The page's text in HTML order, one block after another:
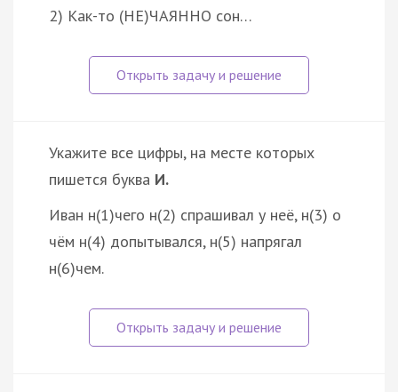
2) Как-то (НЕ)ЧАЯННО сон…
Укажите все цифры, на месте которых
пишется буква И.
Иван н(1)чего н(2) спрашивал у неё, н(3) о
чём н(4) допытывался, н(5) напрягал
н(6)чем.